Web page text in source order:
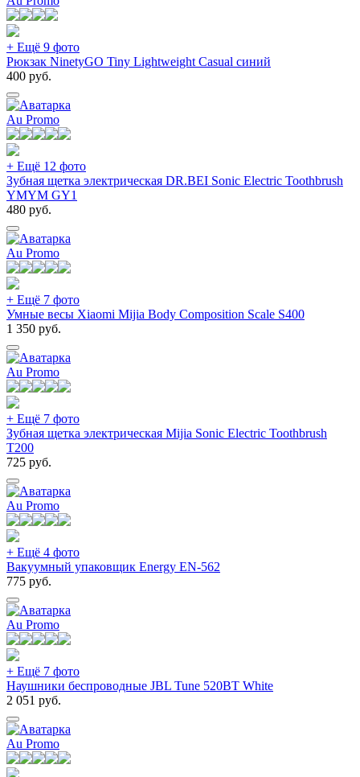
+ Ещё 9 фото
Рюкзак NinetyGO Tiny Lightweight Casual синий
400 руб.
Au Promo
+ Ещё 12 фото
Зубная щетка электрическая DR.BEI Sonic Electric Toothbrush
YMYM GY1
480 руб.
Au Promo
+ Ещё 7 фото
Умные весы Xiaomi Mijia Body Composition Scale S400
1 350 руб.
Au Promo
+ Ещё 7 фото
Зубная щетка электрическая Mijia Sonic Electric Toothbrush
T200
725 руб.
Au Promo
+ Ещё 4 фото
Вакуумный упаковщик Energy EN-562
775 руб.
Au Promo
+ Ещё 7 фото
Наушники беспроводные JBL Tune 520BT White
2 051 руб.
Au Promo